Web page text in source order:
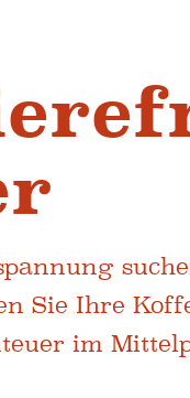
Sie Ihre
im